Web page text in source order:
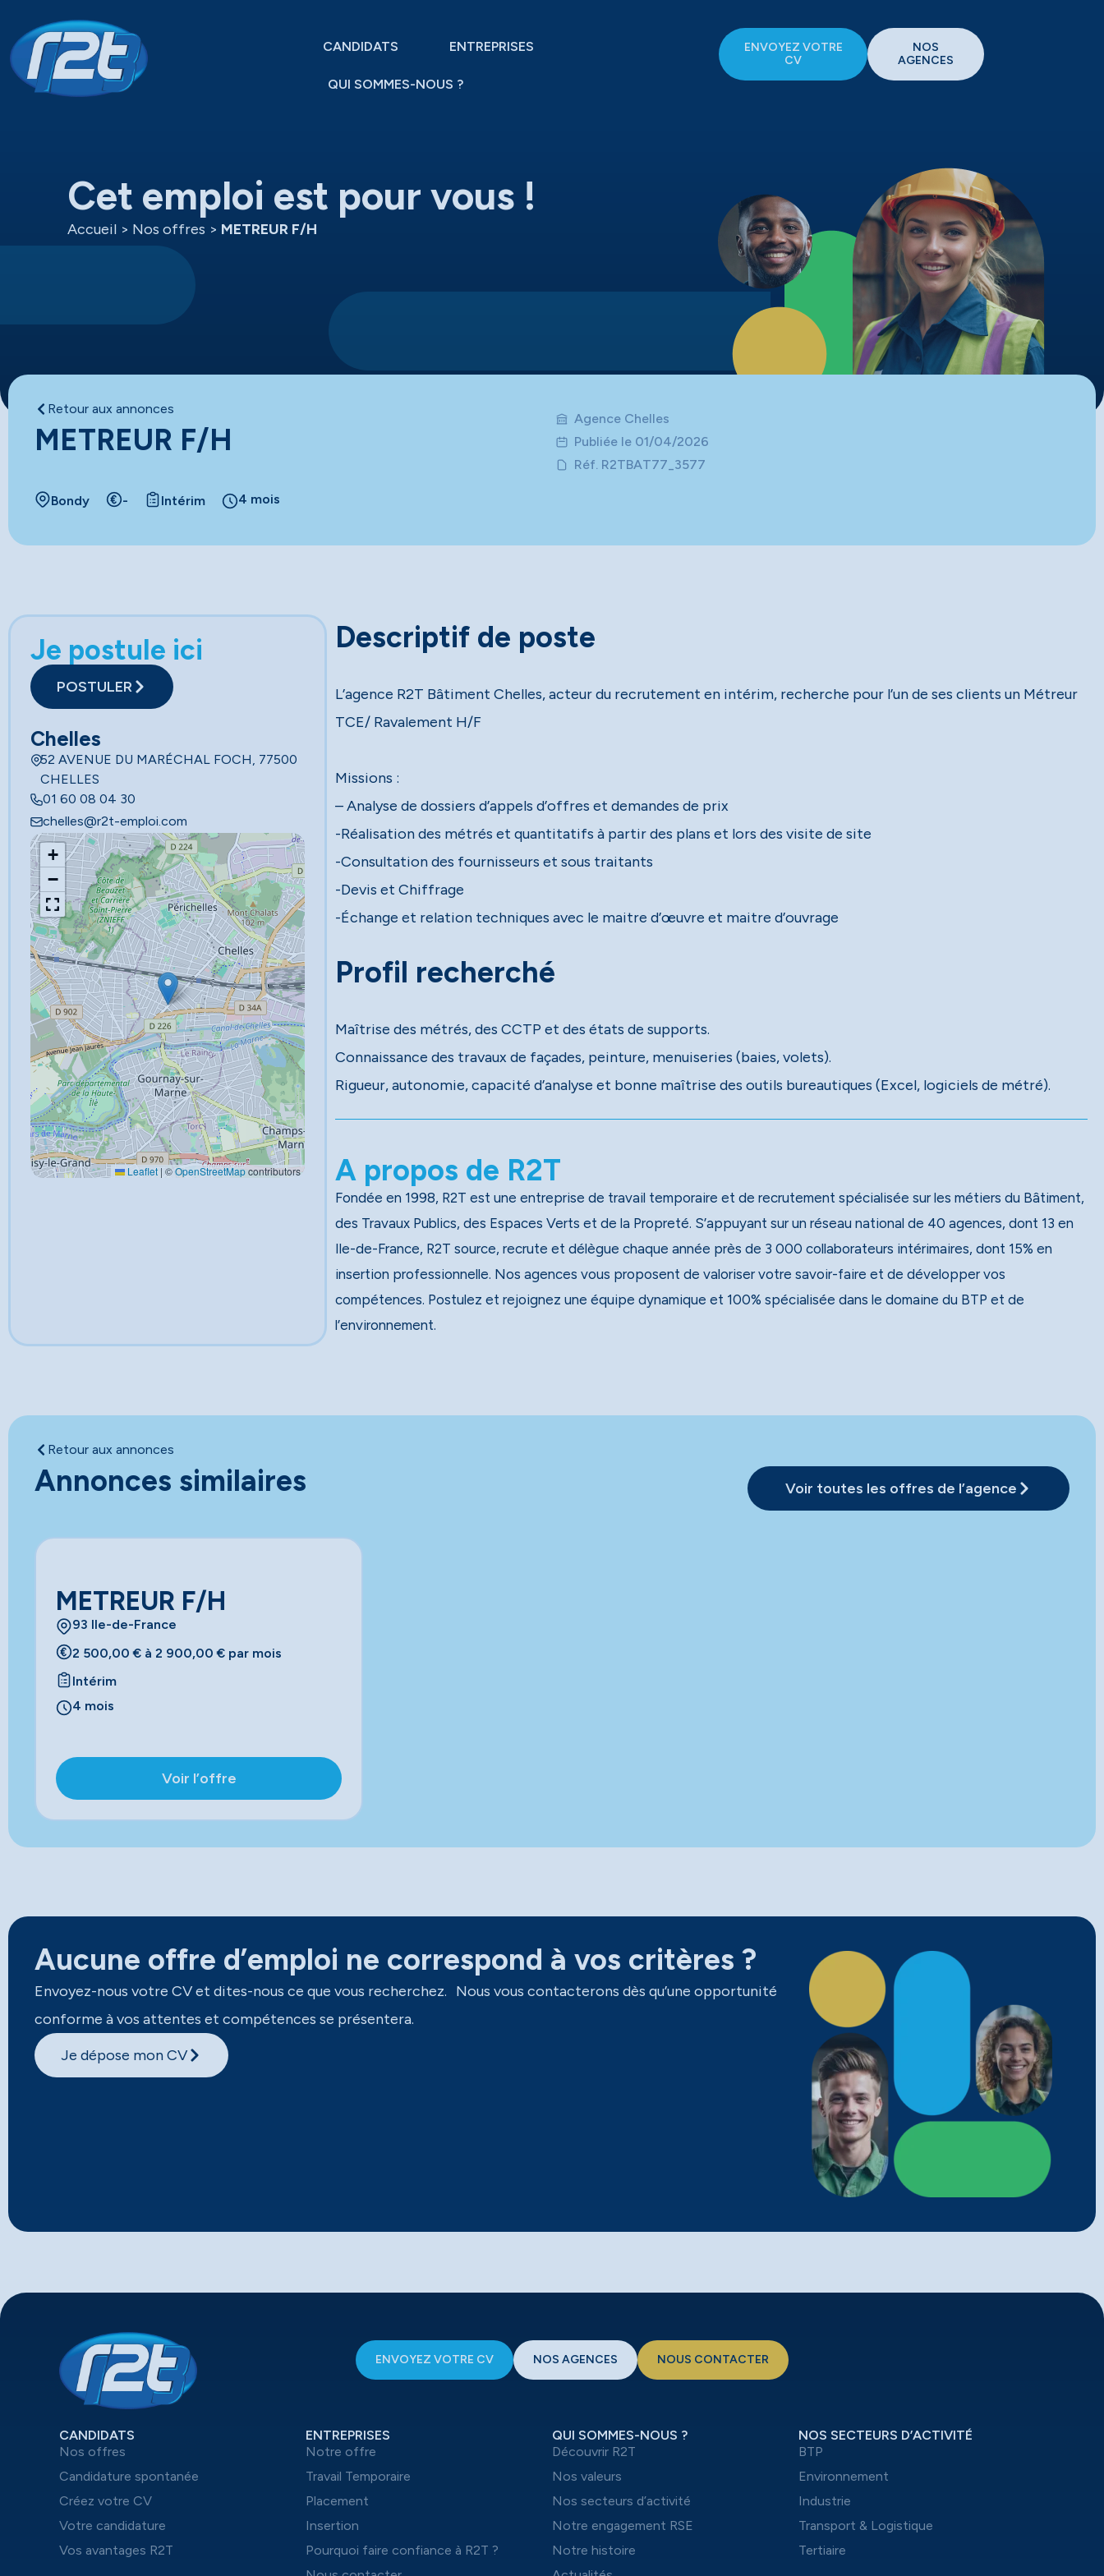
CANDIDATS ENTREPRISES
QUI SOMMES-NOUS ?
ENVOYEZ VOTRE
CV
NOS
AGENCES
Cet emploi est pour vous !
Accueil > Nos offres > METREUR F/H
Retour aux annonces
METREUR F/H
Agence Chelles
Publiée le 01/04/2026
Réf. R2TBAT77_3577
Bondy - Intérim 4 mois
Je postule ici
POSTULER
Chelles
52 AVENUE DU MARÉCHAL FOCH, 77500
CHELLES
01 60 08 04 30
chelles@r2t-emploi.com
+
−
Leaflet | ©OpenStreetMapcontributors
Descriptif de poste
L’agence R2T Bâtiment Chelles, acteur du recrutement en intérim, recherche pour l’un de ses clients un Métreur
TCE/ Ravalement H/F
Missions :
– Analyse de dossiers d’appels d’offres et demandes de prix
-Réalisation des métrés et quantitatifs à partir des plans et lors des visite de site
-Consultation des fournisseurs et sous traitants
-Devis et Chiffrage
-Échange et relation techniques avec le maitre d’œuvre et maitre d’ouvrage
Profil recherché
Maîtrise des métrés, des CCTP et des états de supports.
Connaissance des travaux de façades, peinture, menuiseries (baies, volets).
Rigueur, autonomie, capacité d’analyse et bonne maîtrise des outils bureautiques (Excel, logiciels de métré).
A propos de R2T
Fondée en 1998, R2T est une entreprise de travail temporaire et de recrutement spécialisée sur les métiers du Bâtiment,
des Travaux Publics, des Espaces Verts et de la Propreté. S’appuyant sur un réseau national de 40 agences, dont 13 en
Ile-de-France, R2T source, recrute et délègue chaque année près de 3 000 collaborateurs intérimaires, dont 15% en
insertion professionnelle. Nos agences vous proposent de valoriser votre savoir-faire et de développer vos
compétences. Postulez et rejoignez une équipe dynamique et 100% spécialisée dans le domaine du BTP et de
l’environnement.
Retour aux annonces
Annonces similaires Voir toutes les offres de l’agence
METREUR F/H
93 Ile-de-France
2 500,00 € à 2 900,00 € par mois
Intérim
4 mois
Voir l’offre
Aucune offre d’emploi ne correspond à vos critères ?
Envoyez-nous votre CV et dites-nous ce que vous recherchez. Nous vous contacterons dès qu’une opportunité
conforme à vos attentes et compétences se présentera.
Je dépose mon CV
ENVOYEZ VOTRE CV NOS AGENCES NOUS CONTACTER
CANDIDATS
Nos offres
Candidature spontanée
Créez votre CV
Votre candidature
Vos avantages R2T
ENTREPRISES
Notre offre
Travail Temporaire
Placement
Insertion
Pourquoi faire confiance à R2T ?
QUI SOMMES-NOUS ?
Découvrir R2T
Nos valeurs
Nos secteurs d’activité
Notre engagement RSE
Notre histoire
NOS SECTEURS D’ACTIVITÉ
BTP
Environnement
Industrie
Transport & Logistique
Tertiaire